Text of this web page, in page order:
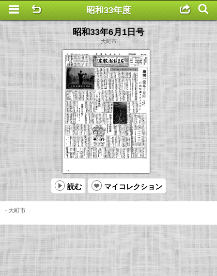
This is a completely basic popup, no options set.
昭和33年度
昭和33年6月1日号
大町市
読む マイコレクション
- 大町市